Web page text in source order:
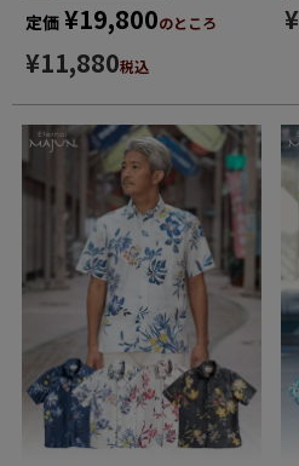
定価 ¥19,800のところ
¥11,880税込
¥